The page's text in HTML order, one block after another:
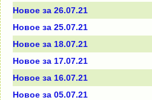
Новое за 26.07.21
Новое за 25.07.21
Новое за 18.07.21
Новое за 17.07.21
Новое за 16.07.21
Новое за 05.07.21